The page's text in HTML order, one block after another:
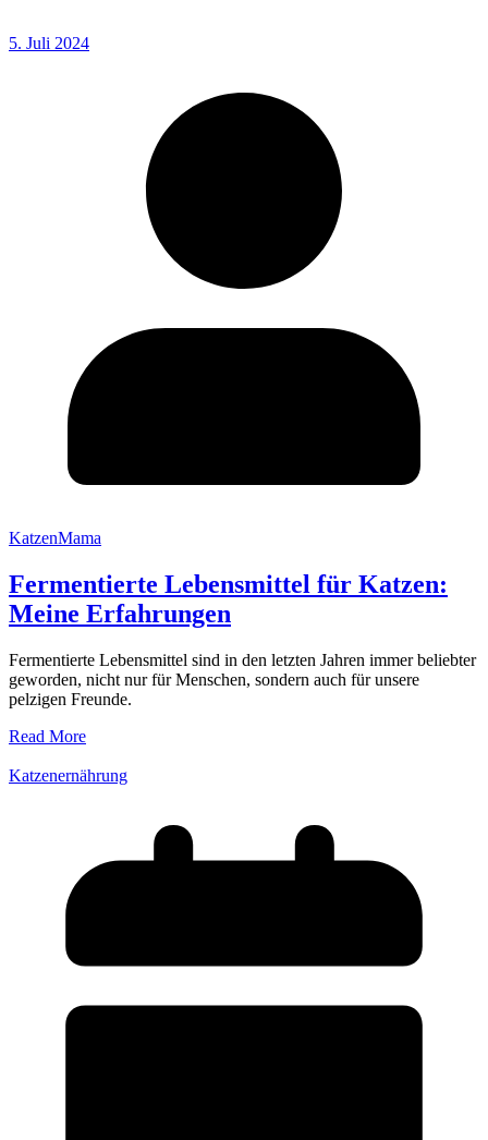
5. Juli 2024
KatzenMama
Fermentierte Lebensmittel für Katzen:
Meine Erfahrungen
Fermentierte Lebensmittel sind in den letzten Jahren immer beliebter
geworden, nicht nur für Menschen, sondern auch für unsere
pelzigen Freunde.
Read More
Katzenernährung